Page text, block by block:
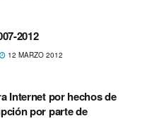
2012
12 MARZO 2012
Internet por hechos de
por parte de